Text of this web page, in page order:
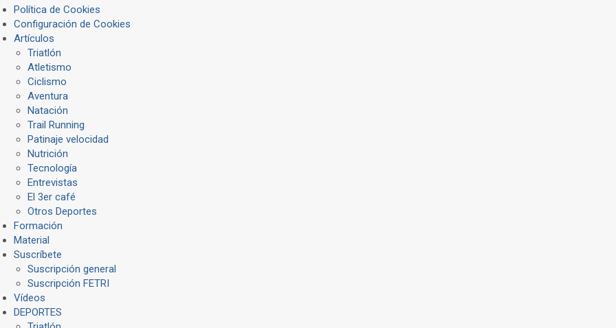
Política de Cookies
Configuración de Cookies
Artículos
Triatlón
Atletismo
Ciclismo
Aventura
Natación
Trail Running
Patinaje velocidad
Nutrición
Tecnología
Entrevistas
El 3er café
Otros Deportes
Formación
Material
Suscríbete
Suscripción general
Suscripción FETRI
Vídeos
DEPORTES